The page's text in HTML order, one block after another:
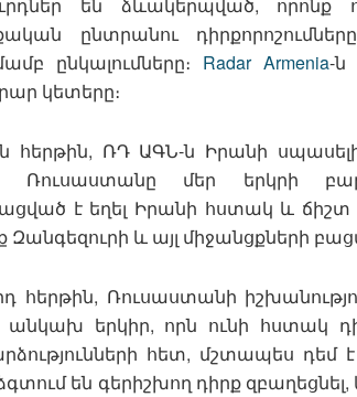
են ձևակերպված, որոնք
ընտրանու
ընկալումները։ Radar Armenia-ն
կետերը։
հերթին, ՌԴ ԱԳՆ-ն Իրանի
Ռուսաստանը մեր երկրի
է եղել Իրանի հստակ և ճիշտ
Զանգեզուրի և այլ միջանցքների
հերթին, Ռուսաստանի
անկախ երկիր, որն ունի հստակ
հետ, մշտապես դեմ
են գերիշխող դիրք